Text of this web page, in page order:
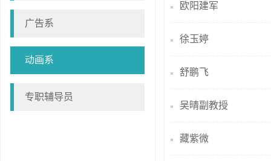
广告系
动画系
专职辅导员
欧阳建军
徐玉婷
舒鹏飞
吴晴副教授
藏紫微